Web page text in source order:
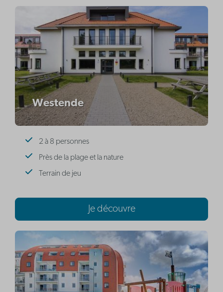
Westende
2 à 8 personnes
Près de la plage et la nature
Terrain de jeu
Je découvre